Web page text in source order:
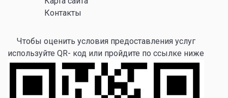
Контакты
Чтобы оценить условия предоставления услуг
используйте QR- код или пройдите по ссылке ниже